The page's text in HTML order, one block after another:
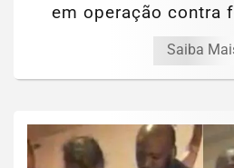
em operação contra
Saiba